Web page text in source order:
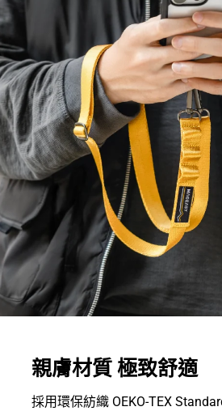
親膚材質 極致舒適
採用環保紡織 OEKO-TEX